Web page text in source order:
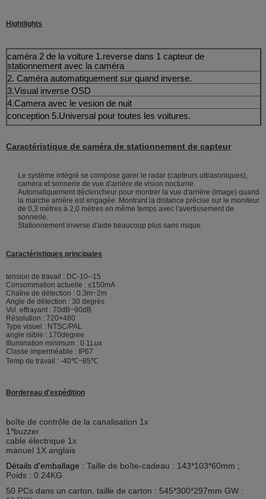
Hightlights
caméra 2 de la voiture 1.reverse dans 1 capteur de
stationnement avec la caméra
2. Caméra automatiquement sur quand inverse.
3.Visual inverse OSD
4.Camera avec le vesion de nuit
conception 5.Universal pour toutes les voitures.
Caractéristique de caméra de stationnement de capteur
Le système intégré se compose garer le radar (capteurs ultrasoniques),
caméra et sonnerie de vue d'arrière de vision nocturne.
Automatiquement déclencheur pour montrer la vue d'arrière (image) quand
la marche arrière est engagée. Montrant la distance précise sur le moniteur
de 0,3 mètres à 2,0 mètres en même temps avec l'avertissement de
sonnerie.
Stationnement inverse d'aide beaucoup plus sans risque.
Caractéristiques principales
tension de travail : DC-10--15
Consommation actuelle : ≤150mA
Chaîne de détection : 0.3m~2m
Angle de détection : 30 degrés
Vol. effrayant : 70dB~90dB
Résolution : 720×480
Type visuel : NTSC/PAL
angle isible : 170degree
Illumination minimum : 0.1Lux
Classe imperméable : IP67
Temp de travail : -40℃~85℃
Bordereau d'expédition
boîte de contrôle de la canalisation 1x
1*buzzer
cable électrique 1x
manuel 1X anglais
Détails d'emballage : Taille de boîte-cadeau : 143*103*60mm ;
Poids : 0.24KG
50 PCs dans un carton, taille de carton : 545*300*297mm GW :